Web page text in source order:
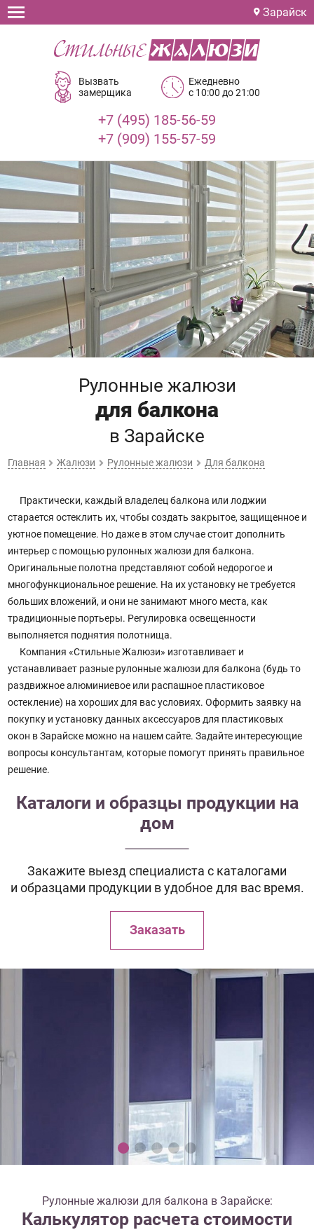
Зарайск
Вызвать
замерщика
Ежедневно
с 10:00 до 21:00
+7 (495) 185-56-59
+7 (909) 155-57-59
Рулонные жалюзи
для балкона
в Зарайске
Главная Жалюзи Рулонные жалюзи Для балкона
Практически, каждый владелец балкона или лоджии
старается остеклить их, чтобы создать закрытое, защищенное и
уютное помещение. Но даже в этом случае стоит дополнить
интерьер с помощью рулонных жалюзи для балкона.
Оригинальные полотна представляют собой недорогое и
многофункциональное решение. На их установку не требуется
больших вложений, и они не занимают много места, как
традиционные портьеры. Регулировка освещенности
выполняется поднятия полотнища.
Компания «Стильные Жалюзи» изготавливает и
устанавливает разные рулонные жалюзи для балкона (будь то
раздвижное алюминиевое или распашное пластиковое
остекление) на хороших для вас условиях. Оформить заявку на
покупку и установку данных аксессуаров для пластиковых
окон в Зарайске можно на нашем сайте. Задайте интересующие
вопросы консультантам, которые помогут принять правильное
решение.
Каталоги и образцы продукции на
дом
Закажите выезд специалиста с каталогами
и образцами продукции в удобное для вас время.
Заказать
Рулонные жалюзи для балкона в Зарайске:
Калькулятор расчета стоимости